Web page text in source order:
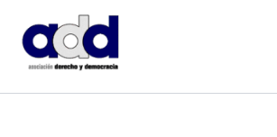
contenido